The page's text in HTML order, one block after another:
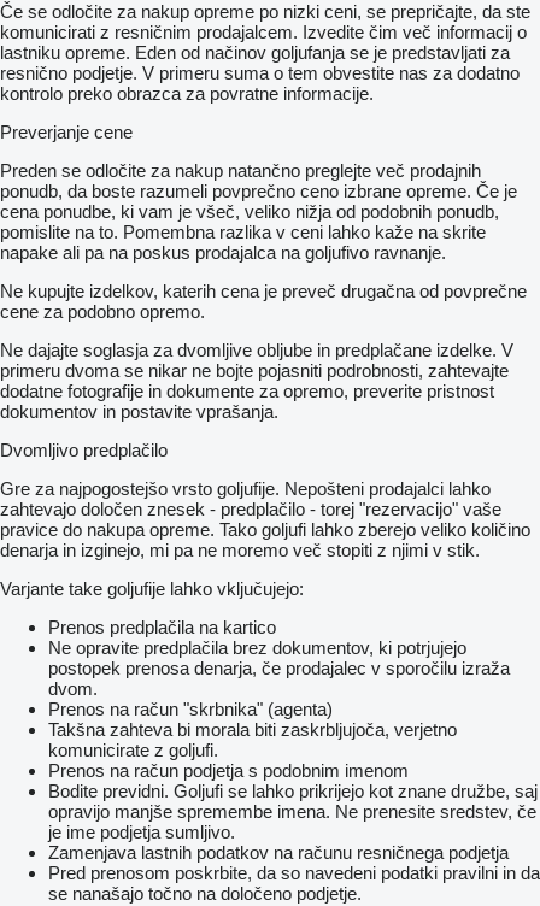
Če se odločite za nakup opreme po nizki ceni, se prepričajte, da ste
komunicirati z resničnim prodajalcem. Izvedite čim več informacij o
lastniku opreme. Eden od načinov goljufanja se je predstavljati za
resnično podjetje. V primeru suma o tem obvestite nas za dodatno
kontrolo preko obrazca za povratne informacije.
Preverjanje cene
Preden se odločite za nakup natančno preglejte več prodajnih
ponudb, da boste razumeli povprečno ceno izbrane opreme. Če je
cena ponudbe, ki vam je všeč, veliko nižja od podobnih ponudb,
pomislite na to. Pomembna razlika v ceni lahko kaže na skrite
napake ali pa na poskus prodajalca na goljufivo ravnanje.
Ne kupujte izdelkov, katerih cena je preveč drugačna od povprečne
cene za podobno opremo.
Ne dajajte soglasja za dvomljive obljube in predplačane izdelke. V
primeru dvoma se nikar ne bojte pojasniti podrobnosti, zahtevajte
dodatne fotografije in dokumente za opremo, preverite pristnost
dokumentov in postavite vprašanja.
Dvomljivo predplačilo
Gre za najpogostejšo vrsto goljufije. Nepošteni prodajalci lahko
zahtevajo določen znesek - predplačilo - torej "rezervacijo" vaše
pravice do nakupa opreme. Tako goljufi lahko zberejo veliko količino
denarja in izginejo, mi pa ne moremo več stopiti z njimi v stik.
Varjante take goljufije lahko vključujejo:
Prenos predplačila na kartico
Ne opravite predplačila brez dokumentov, ki potrjujejo
postopek prenosa denarja, če prodajalec v sporočilu izraža
dvom.
Prenos na račun "skrbnika" (agenta)
Takšna zahteva bi morala biti zaskrbljujoča, verjetno
komunicirate z goljufi.
Prenos na račun podjetja s podobnim imenom
Bodite previdni. Goljufi se lahko prikrijejo kot znane družbe, saj
opravijo manjše spremembe imena. Ne prenesite sredstev, če
je ime podjetja sumljivo.
Zamenjava lastnih podatkov na računu resničnega podjetja
Pred prenosom poskrbite, da so navedeni podatki pravilni in da
se nanašajo točno na določeno podjetje.